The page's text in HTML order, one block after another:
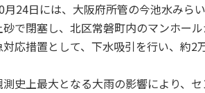
24日には、大阪府所管の今池水みら
で閉塞し、北区常磐町内のマンホー
応措置として、下水吸引を行い、約
史上最大となる大雨の影響により、